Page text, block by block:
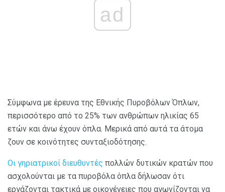
ad
Σύμφωνα με έρευνα της Εθνικής Πυροβόλων Όπλων,
περισσότερο από το 25% των ανθρώπων ηλικίας 65
ετών και άνω έχουν όπλα. Μερικά από αυτά τα άτομα
ζουν σε κοινότητες συνταξιοδότησης.
Οι γηριατρικοί διευθυντές πολλών δυτικών κρατών που
ασχολούνται με τα πυροβόλα όπλα δήλωσαν ότι
εργάζονται τακτικά με οικογένειες που αγωνίζονται να